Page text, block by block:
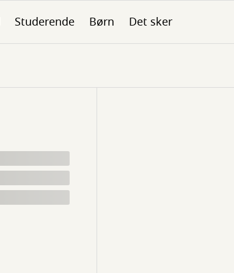
Studerende Børn Det sker